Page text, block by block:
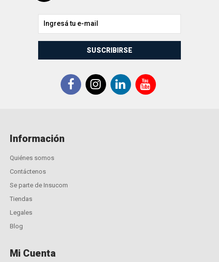
SUSCRIBIRSE
Información
Quiénes somos
Contáctenos
Se parte de Insucom
Tiendas
Legales
Blog
Mi Cuenta